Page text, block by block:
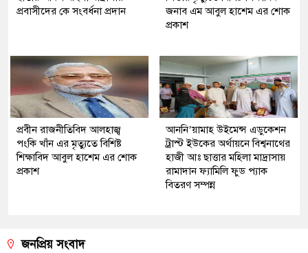
প্রবাসীদের কে সংবর্ধনা প্রদান
জনাব এম আবুল হাশেম এর শোক
প্রকাশ
প্রবীন রাজনীতিবিদ আলহাজ্ব
পংকি খাঁন এর মৃত্যুতে বিশিষ্ট
শিক্ষাবিদ আবুল হাশেম এর শোক
প্রকাশ
আননি’য়ামাহ উইমেন্স এডুকেশন
ট্রাস্ট ইউকের অর্থায়নে বিশ্বনাথের
হাজী আঃ ছাত্তার মহিলা মাদ্রাসায়
রামাদান ফ্যামিলি ফুড প্যাক
বিতরণ সম্পন্ন
জনপ্রিয় সংবাদ